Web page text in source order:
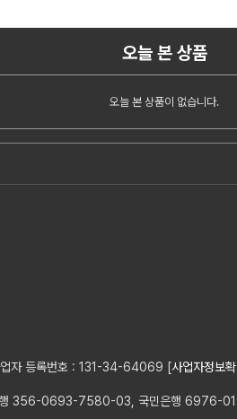
오늘 본 상품
오늘 본 상품이 없습니다.
자 등록번호 : 131-34-64069 [사업자정보
은행 356-0693-7580-03, 국민은행 6976-